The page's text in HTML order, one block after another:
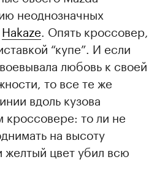
неоднозначных
Hakaze. Опять кроссовер,
“купе”. И если
любовь к своей
то все те же
вдоль кузова
кроссовере: то ли не
на высоту
желтый цвет убил всю